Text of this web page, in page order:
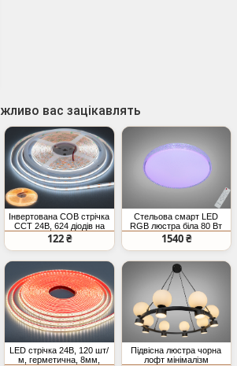
вас зацікавлять
Інвертована COB стрічка
CCT 24В, 624 діодів на
метр, 8мм,
теплий+холодний
122 ₴
Стельова смарт LED
RGB люстра біла 80 Вт
пульт
1540 ₴
LED стрічка 24В, 120 шт/
м, герметична, 8мм,
Підвісна люстра чорна
лофт мінімалізм